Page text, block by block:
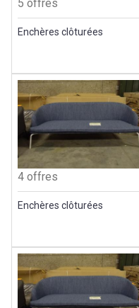
5 offres
Enchères clôturées
4 offres
Enchères clôturées